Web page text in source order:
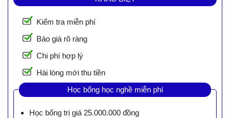
Kiểm tra miễn phí
Báo giá rõ ràng
Chi phí hợp lý
Hài lòng mới thu tiền
Học bổng học nghề miễn phí
Học bổng trị giá 25.000.000 đồng